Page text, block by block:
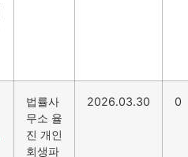
법률사
무소 율
진 개인
회생파
2026.03.30 0